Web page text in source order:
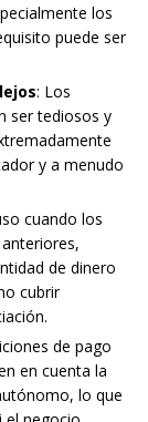
los
puede ser
: Los
ser tediosos y
y a menudo
cuando los
de dinero
cubrir
de pago
en cuenta la
lo que